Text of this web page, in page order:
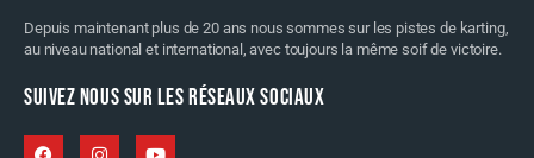
Depuis maintenant plus de 20 ans nous sommes sur les pistes de karting,
au niveau national et international, avec toujours la même soif de victoire.
SUIVEZ NOUS SUR LES RÉSEAUX SOCIAUX